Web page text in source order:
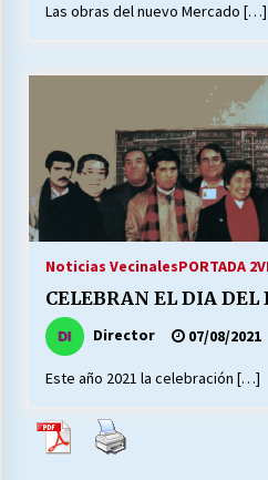
16/05/2026
S.O.S. a los
Nuestras Almas)
30/04/2026
06/04/2026
Las obras del nuevo Mercado […]
Noticias VecinalesPORTADA 2
CELEBRAN EL DIA
Director 07/08/2021
Este año 2021 la celebración […]